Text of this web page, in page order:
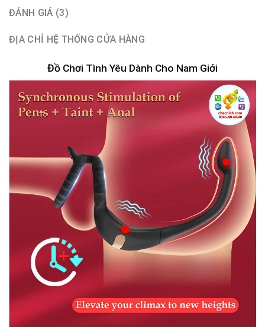
ĐÁNH GIÁ (3)
ĐỊA CHỈ HỆ THỐNG CỬA HÀNG
Đồ Chơi Tình Yêu Dành Cho Nam Giới